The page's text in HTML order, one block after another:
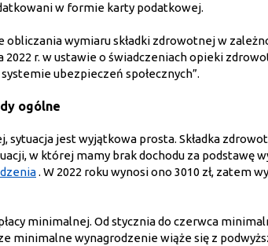
w formie karty podatkowej.
obliczania wymiaru składki zdrowotnej w
2022 r. w ustawie o świadczeniach opieki
ubezpieczeń społecznych”.
ogólne
sytuacja jest wyjątkowa prosta. Składka
w której mamy brak dochodu za podstawę
. W 2022 roku wynosi ono 3010 zł, zatem
minimalnej. Od stycznia do czerwca
minimalne wynagrodzenie wiąże się z